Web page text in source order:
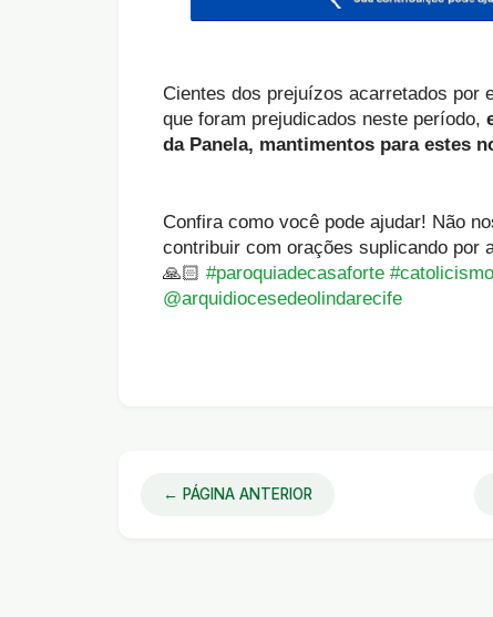
Cientes dos prejuízos acarretados por
que foram prejudicados neste período,
da Panela, mantimentos para estes
Confira como você pode ajudar! Não
contribuir com orações suplicando por
🙏🏻 #paroquiadecasaforte #catolicismo
@arquidiocesedeolindarecife
← PÁGINA ANTERIOR